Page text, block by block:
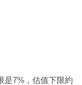
是7%，估值下限約